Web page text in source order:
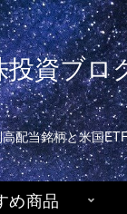
投資ブロ
配当銘柄と米国
め商品